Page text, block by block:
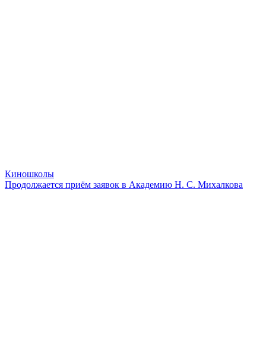
Киношколы
Продолжается приём заявок в Академию Н. С. Михалкова